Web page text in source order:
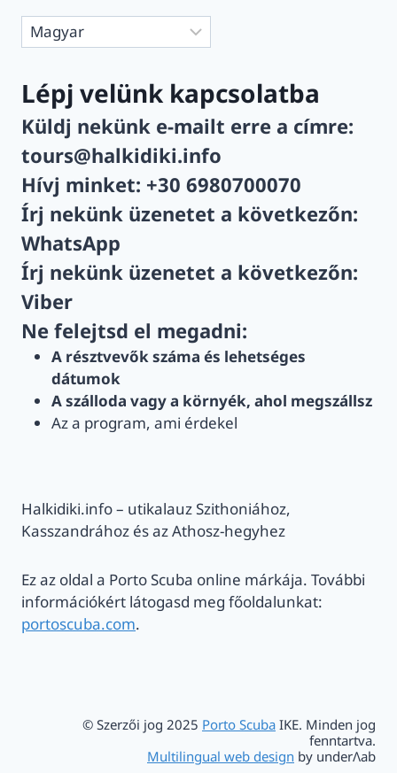
Nyelv
kiválasztása
Lépj velünk kapcsolatba
Küldj nekünk e-mailt erre a címre:
tours@halkidiki.info
Hívj minket: +30 6980700070
Írj nekünk üzenetet a következőn:
WhatsApp
Írj nekünk üzenetet a következőn:
Viber
Ne felejtsd el megadni:
A résztvevők száma és lehetséges
dátumok
A szálloda vagy a környék, ahol megszállsz
Az a program, ami érdekel
Halkidiki.info – utikalauz Szithoniához,
Kasszandrához és az Athosz-hegyhez
Ez az oldal a Porto Scuba online márkája. További
információkért látogasd meg főoldalunkat:
portoscuba.com.
© Szerzői jog 2025 Porto Scuba IKE. Minden jog
fenntartva.
Multilingual web design by underΛab